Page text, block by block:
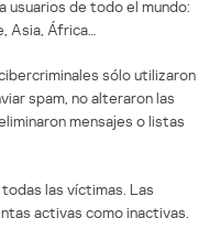
usuarios de todo el mundo:
Asia, África…
sólo utilizaron
spam, no alteraron las
mensajes o listas
las víctimas. Las
activas como inactivas.